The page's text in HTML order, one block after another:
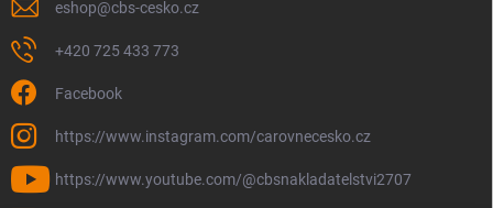
eshop@cbs-cesko.cz
+420 725 433 773
Facebook
https://www.instagram.com/carovnecesko.cz
https://www.youtube.com/@cbsnakladatelstvi2707